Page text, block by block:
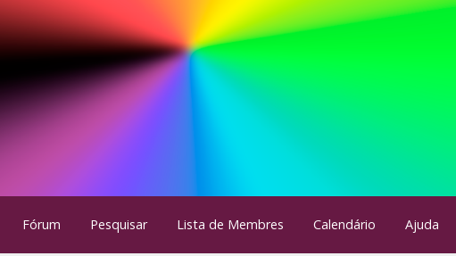
Fórum Pesquisar Lista de Membres Calendário Ajuda